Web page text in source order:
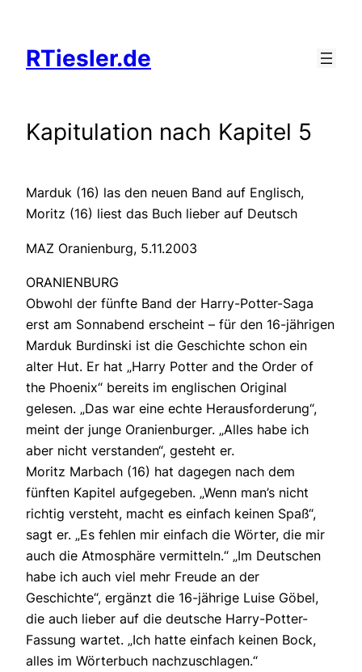
springen
RTiesler.de
Kapitulation nach Kapitel 5
Marduk (16) las den neuen Band auf Englisch,
Moritz (16) liest das Buch lieber auf Deutsch
MAZ Oranienburg, 5.11.2003
ORANIENBURG
Obwohl der fünfte Band der Harry-Potter-Saga
erst am Sonnabend erscheint – für den 16-jährigen
Marduk Burdinski ist die Geschichte schon ein
alter Hut. Er hat „Harry Potter and the Order of
the Phoenix“ bereits im englischen Original
gelesen. „Das war eine echte Herausforderung“,
meint der junge Oranienburger. „Alles habe ich
aber nicht verstanden“, gesteht er.
Moritz Marbach (16) hat dagegen nach dem
fünften Kapitel aufgegeben. „Wenn man’s nicht
richtig versteht, macht es einfach keinen Spaß“,
sagt er. „Es fehlen mir einfach die Wörter, die mir
auch die Atmosphäre vermitteln.“ „Im Deutschen
habe ich auch viel mehr Freude an der
Geschichte“, ergänzt die 16-jährige Luise Göbel,
die auch lieber auf die deutsche Harry-Potter-
Fassung wartet. „Ich hatte einfach keinen Bock,
alles im Wörterbuch nachzuschlagen.“